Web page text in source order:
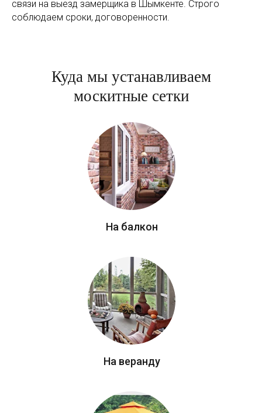
связи на выезд замерщика в Шымкенте. Строго
соблюдаем сроки, договоренности.
Куда мы устанавливаем
москитные сетки
На балкон
На веранду